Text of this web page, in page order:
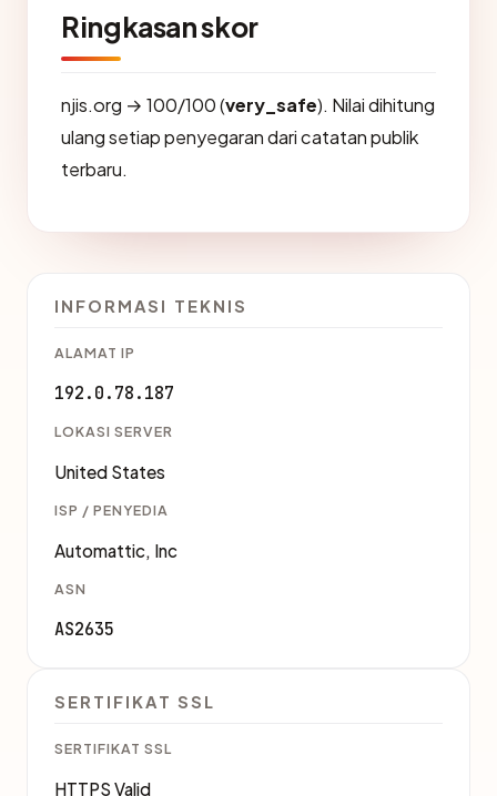
Ringkasan skor
njis.org → 100/100 (very_safe). Nilai dihitung
ulang setiap penyegaran dari catatan publik
terbaru.
INFORMASI TEKNIS
ALAMAT IP
192.0.78.187
LOKASI SERVER
United States
ISP / PENYEDIA
Automattic, Inc
ASN
AS2635
SERTIFIKAT SSL
SERTIFIKAT SSL
HTTPS Valid